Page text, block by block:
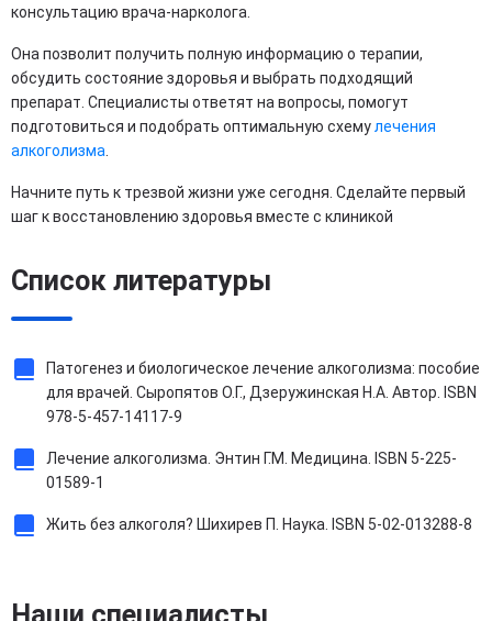
консультацию врача-нарколога.
Она позволит получить полную информацию о терапии,
обсудить состояние здоровья и выбрать подходящий
препарат. Специалисты ответят на вопросы, помогут
подготовиться и подобрать оптимальную схемулечения
алкоголизма
Начните путь к трезвой жизни уже сегодня. Сделайте первый
шаг к восстановлению здоровья вместе с клиникой
Список литературы
Патогенез и биологическое лечение алкоголизма: пособие
для врачей. Сыропятов О.Г., Дзеружинская Н.А. Автор. ISBN
978-5-457-14117-9
Лечение алкоголизма. Энтин Г.М. Медицина. ISBN 5-225-
01589-1
Жить без алкоголя? Шихирев П. Наука. ISBN 5-02-013288-8